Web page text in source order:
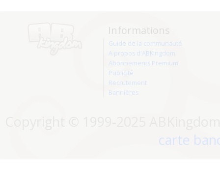
Informations
Guide de la communauté
A propos d'ABKingdom
Abonnements Premium
Publicité
Recrutement
Bannières
carte